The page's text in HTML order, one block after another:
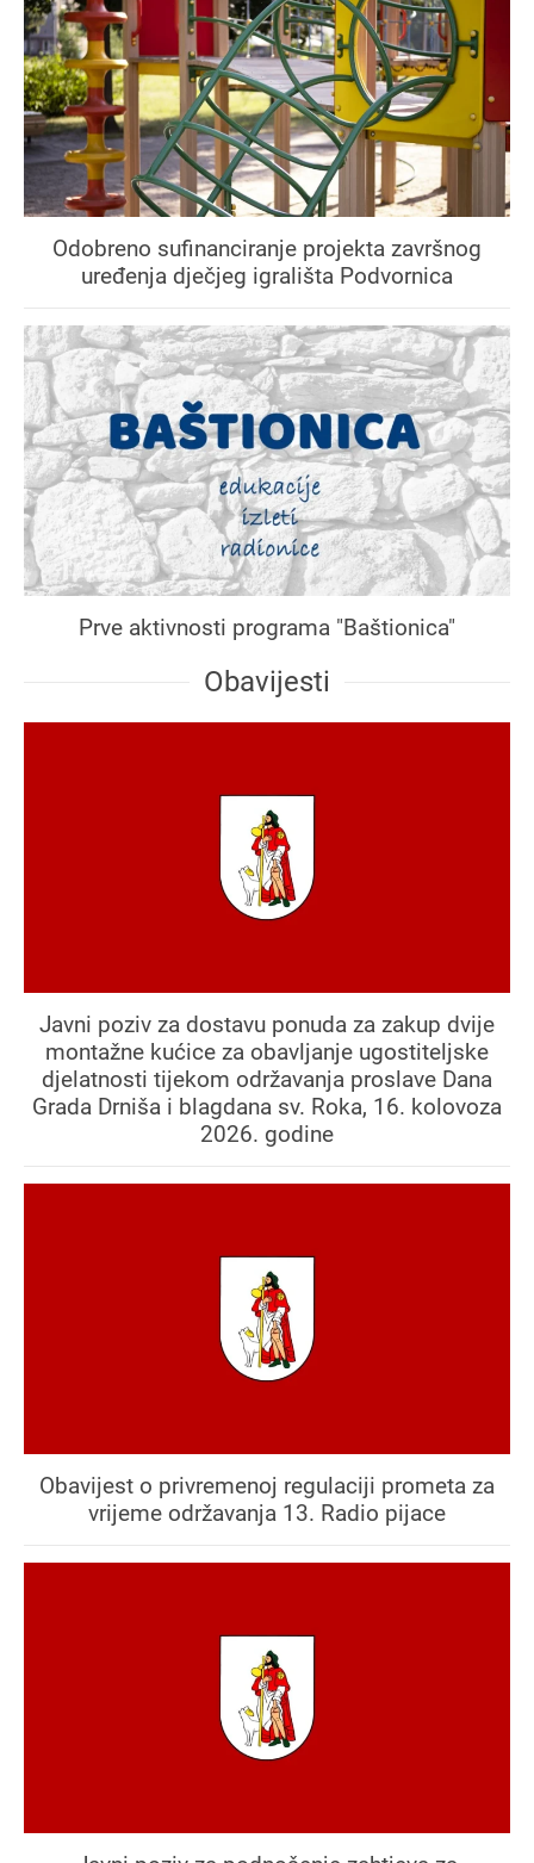
Odobreno sufinanciranje projekta završnog
uređenja dječjeg igrališta Podvornica
Prve aktivnosti programa "Baštionica"
Obavijesti
Javni poziv za dostavu ponuda za zakup dvije
montažne kućice za obavljanje ugostiteljske
djelatnosti tijekom održavanja proslave Dana
Grada Drniša i blagdana sv. Roka, 16. kolovoza
2026. godine
Obavijest o privremenoj regulaciji prometa za
vrijeme održavanja 13. Radio pijace